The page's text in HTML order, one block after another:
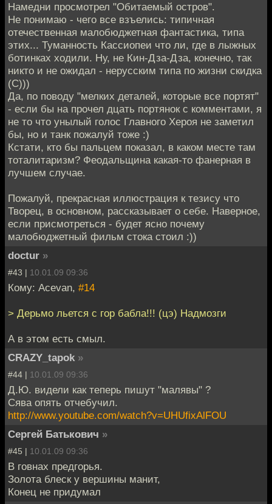
Намедни просмотрел "Обитаемый остров".
Не понимаю - чего все взъелись: типичная
отечественная малобюджетная фантастика, типа
этих... Туманность Кассиопеи что ли, где в лыжных
ботинках ходили. Ну, не Кин-Дза-Дза, конечно, так
никто и не ожидал - нерусским типа по жизни скидка
(С)))
Да, по поводу "мелких деталей, которые все портят"
- если бы на прочел дцать портянок с комментами, я
не то что унылый голос Главного Хероя не заметил
бы, но и танк пожалуй тоже :)
Кстати, кто бы пальцем показал, в каком месте там
тоталитаризм? Феодальщина какая-то фанерная в
лучшем случае.
Пожалуй, прекрасная иллюстрация к тезису что
Творец, в основном, рассказывает о себе. Наверное,
если присмотреться - будет ясно почему
малобюджетный фильм стока стоил :))
doctur »
#43 | 10.01.09 09:36
Кому: Acevan, #14
> Дерьмо льется с гор бабла!!! (цэ) Надмозги
А в этом есть смыл.
CRAZY_tapok »
#44 | 10.01.09 09:36
Д.Ю. видели как теперь пишут "малявы" ?
Сява опять отчебучил.
http://www.youtube.com/watch?v=UHUfixAlFOU
Сергей Батькович »
#45 | 10.01.09 09:36
В говнах предгорья.
Золота блеск у вершины манит,
Конец не придумал